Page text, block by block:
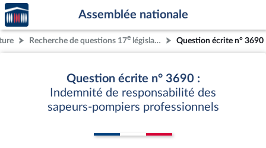
Aller au contenu
Aller en bas de la page
Accèder
à la
page
d'accueil
Assemblée nationale
Recherche de questions 17e législature Question écrite n° 3690
Question écrite n° 3690 :
Indemnité de responsabilité des
sapeurs-pompiers professionnels